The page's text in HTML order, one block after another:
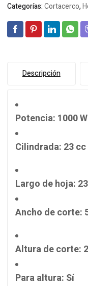
Categorías:Cortacerco,
Descripción
Potencia: 1000 W
Cilindrada: 23 cc
Largo de hoja:
Ancho de corte:
Altura de corte:
Para altura: Sí